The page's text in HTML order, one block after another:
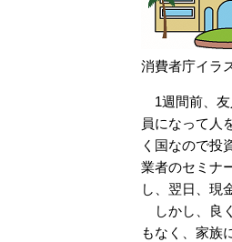
消費者庁イラ
1週間前、友
員になって人
く国なので投
業者のセミナ
し、翌日、現
しかし、良
もなく、家族